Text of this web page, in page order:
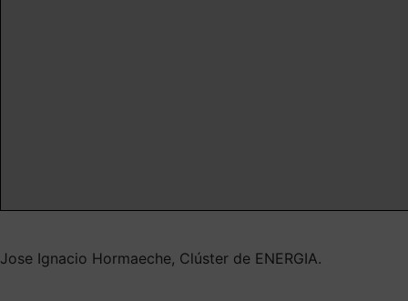
Jose Ignacio Hormaeche, Clúster de ENERGIA.